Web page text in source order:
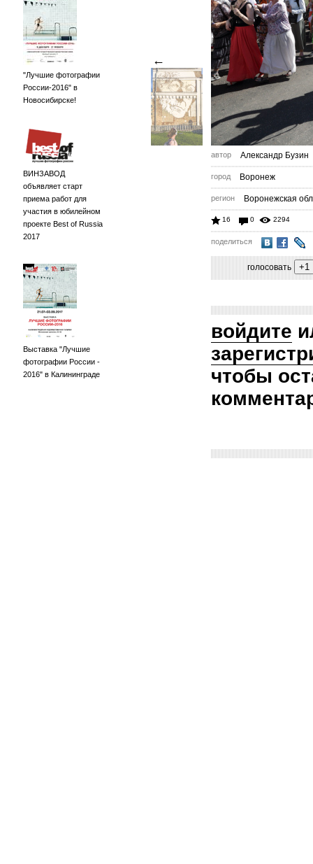
"Лучшие фотографии
России-2016" в
Новосибирске!
ВИНЗАВОД
объявляет старт
приема работ для
участия в юбилейном
проекте Best of Russia
2017
Выставка "Лучшие
фотографии России -
2016" в Калининграде
←
автор Александр Бузин
город Воронеж
регион Воронежская
16 0 2294
поделиться
голосовать
войдите
чтобы